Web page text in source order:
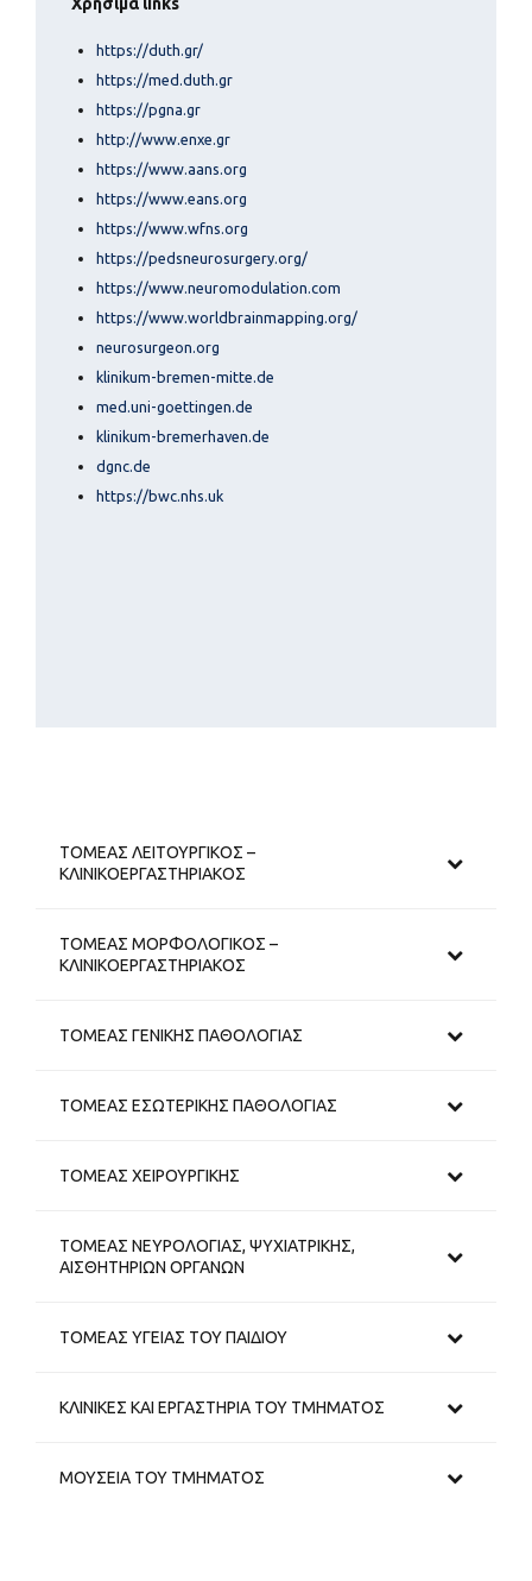
https://duth.gr/
https://med.duth.gr
https://pgna.gr
http://www.enxe.gr
https://www.aans.org
https://www.eans.org
https://www.wfns.org
https://pedsneurosurgery.org/
https://www.neuromodulation.com
https://www.worldbrainmapping.org/
neurosurgeon.org
klinikum-bremen-mitte.de
med.uni-goettingen.de
klinikum-bremerhaven.de
dgnc.de
https://bwc.nhs.uk
ΤΟΜΕΑΣ ΛΕΙΤΟΥΡΓΙΚΟΣ –
ΚΛΙΝΙΚΟΕΡΓΑΣΤΗΡΙΑΚΟΣ
ΤΟΜΕΑΣ ΜΟΡΦΟΛΟΓΙΚΟΣ –
ΚΛΙΝΙΚΟΕΡΓΑΣΤΗΡΙΑΚΟΣ
ΤΟΜΕΑΣ ΓΕΝΙΚΗΣ ΠΑΘΟΛΟΓΙΑΣ
ΤΟΜΕΑΣ ΕΣΩΤΕΡΙΚΗΣ ΠΑΘΟΛΟΓΙΑΣ
ΤΟΜΕΑΣ ΧΕΙΡΟΥΡΓΙΚΗΣ
ΤΟΜΕΑΣ ΝΕΥΡΟΛΟΓΙΑΣ, ΨΥΧΙΑΤΡΙΚΗΣ,
ΑΙΣΘΗΤΗΡΙΩΝ ΟΡΓΑΝΩΝ
ΤΟΜΕΑΣ ΥΓΕΙΑΣ ΤΟΥ ΠΑΙΔΙΟΥ
ΚΛΙΝΙΚΕΣ ΚΑΙ ΕΡΓΑΣΤΗΡΙΑ ΤΟΥ ΤΜΗΜΑΤΟΣ
ΜΟΥΣΕΙΑ ΤΟΥ ΤΜΗΜΑΤΟΣ